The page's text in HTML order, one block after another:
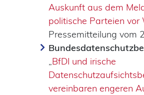
Auskunft aus dem
politische Parteien vor
Pressemitteilung vom
„BfDI und irische
vereinbaren engeren